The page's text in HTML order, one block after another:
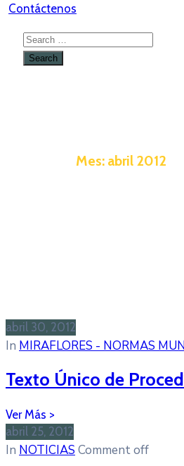
Contáctenos
Mes: abril 2012
abril 30, 2012
In MIRAFLORES - NORMAS
Texto Único de
abril 25, 2012
In NOTICIAS Comment off